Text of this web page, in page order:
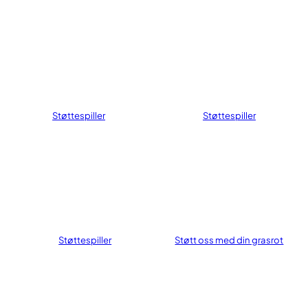
Støttespiller Støttespiller
Støttespiller Støtt oss med din grasrot